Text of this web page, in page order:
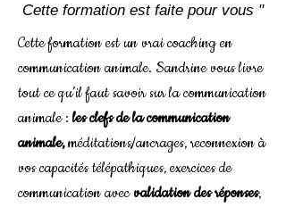
Cette formation est faite pour vous "
Cette formation est un vrai coaching en
communication animale. Sandrine vous livre
tout ce qu’il faut savoir sur la communication
animale : les clefs de la communication
animale,méditations/ancrages, reconnexion à
vos capacités télépathiques, exercices de
communication avecvalidation des réponses,